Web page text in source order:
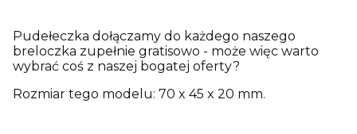
Pudełeczka dołączamy do każdego naszego
breloczka zupełnie gratisowo - może więc warto
wybrać coś z naszej bogatej oferty?
Rozmiar tego modelu: 70 x 45 x 20 mm.